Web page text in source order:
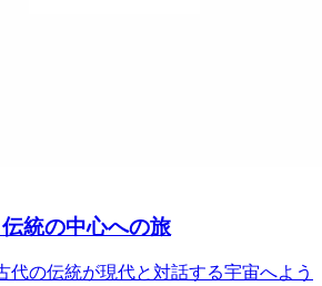
統の中心への旅
代の伝統が現代と対話する宇宙へよう